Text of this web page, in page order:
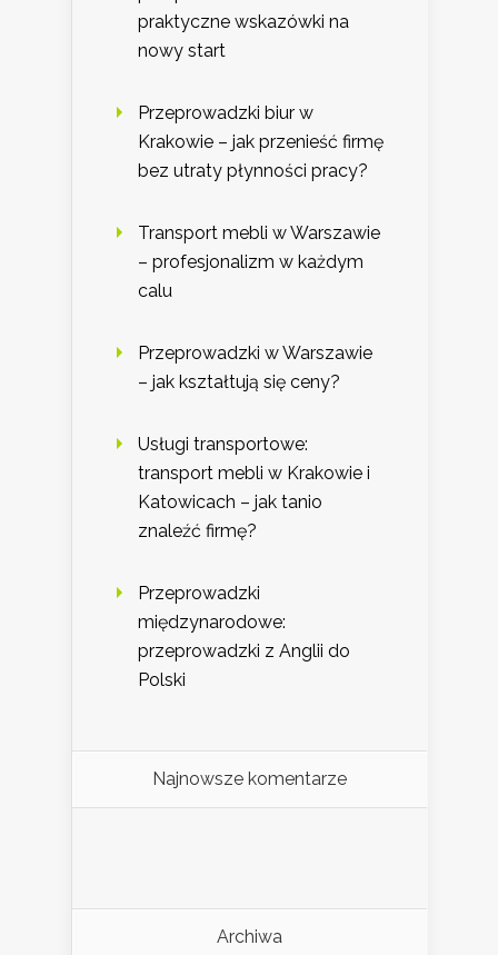
praktyczne wskazówki na
nowy start
Przeprowadzki biur w
Krakowie – jak przenieść firmę
bez utraty płynności pracy?
Transport mebli w Warszawie
– profesjonalizm w każdym
calu
Przeprowadzki w Warszawie
– jak kształtują się ceny?
Usługi transportowe:
transport mebli w Krakowie i
Katowicach – jak tanio
znaleźć firmę?
Przeprowadzki
międzynarodowe:
przeprowadzki z Anglii do
Polski
Najnowsze komentarze
Archiwa